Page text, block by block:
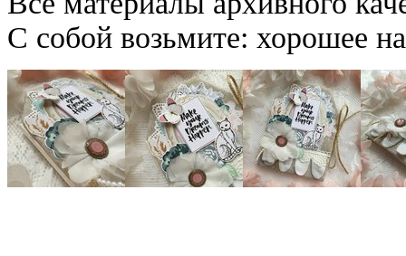
С собой возьмите: хорошее